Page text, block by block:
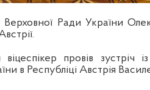
Ради України
провів зустріч
в Республіці Австрія